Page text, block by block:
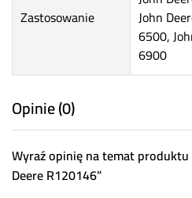
Zastosowanie
John
6500,
6900
Opinie (0)
Wyraź opinię na temat produktu
Deere R120146”